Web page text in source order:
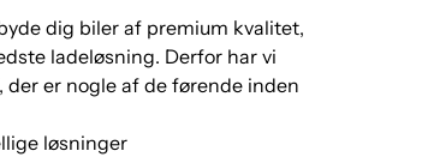
dig biler af premium kvalitet,
ladeløsning. Derfor har vi
er nogle af de førende inden
løsninger